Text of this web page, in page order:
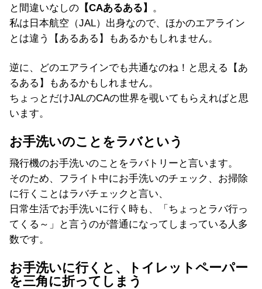
と間違いなしの 【CAあるある】
。
私は日本航空（JAL）出身なので、ほかのエアライン
とは違う【あるある】もあるかもしれません。
逆に、どのエアラインでも共通なのね！と思える【あ
るある】もあるかもしれません。
ちょっとだけJALのCAの世界を覗いてもらえればと思
います。
お手洗いのことをラバという
飛行機のお手洗いのことをラバトリーと言います。
そのため、フライト中にお手洗いのチェック、お掃除
に行くことはラバチェックと言い、
日常生活でお手洗いに行く時も、「ちょっとラバ行っ
てくる～」と言うのが普通になってしまっている人多
数です。
お手洗いに行くと、トイレットペーパー
を三角に折ってしまう